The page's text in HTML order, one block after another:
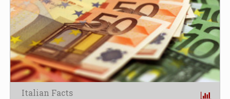
Italian Facts